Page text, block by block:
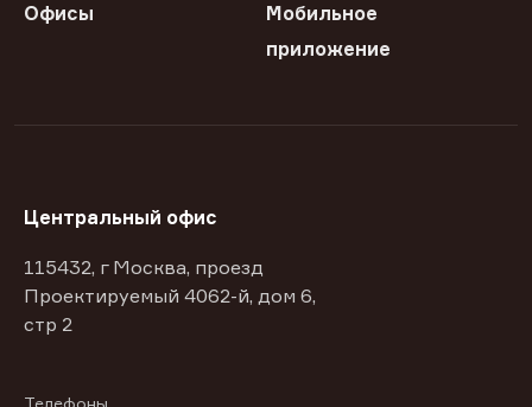
Офисы
Мобильное
приложение
Центральный офис
115432, г Москва, проезд
Проектируемый 4062-й, дом 6,
стр 2